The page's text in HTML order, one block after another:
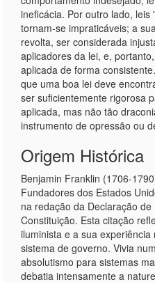
ineficácia. Por outro lado, leis
tornam-se impraticáveis; a
revolta, ser considerada
aplicadores da lei, e,
aplicada de forma
que uma boa lei deve
ser suficientemente rigorosa
aplicada, mas não tão
instrumento de opressão ou
Origem Histórica
Benjamin Franklin (1706-
Fundadores dos Estados
na redação da Declaração
Constituição. Esta citação
iluminista e a sua
sistema de governo. Vivia
absolutismo para sistemas
debatia intensamente a